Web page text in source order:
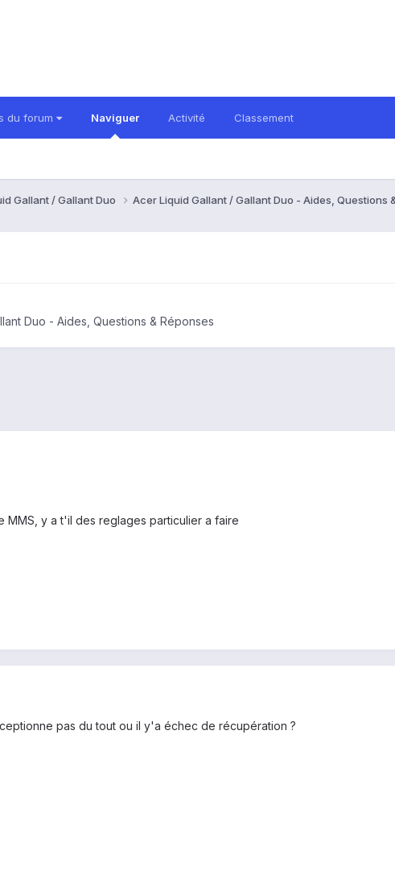
du forum Naviguer Activité Classement
Gallant / Gallant Duo Acer Liquid Gallant / Gallant Duo - Aides, Questions
Duo - Aides, Questions & Réponses
y a t'il des reglages particulier a faire
pas du tout ou il y'a échec de récupération ?